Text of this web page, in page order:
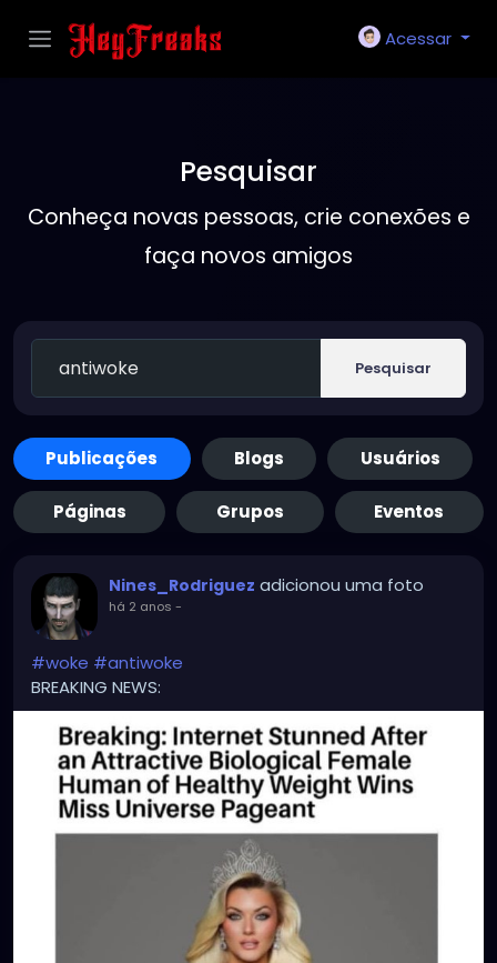
Acessar
Pesquisar
Conheça novas pessoas, crie conexões e
faça novos amigos
Pesquisar
Publicações Blogs Usuários
Páginas Grupos Eventos
Nines_Rodriguez adicionou uma foto
há 2 anos -
#woke #antiwoke
BREAKING NEWS: